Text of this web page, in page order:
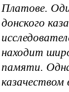
Платове.
донского
находит
памяти.
казачеством